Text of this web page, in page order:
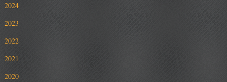
2024
2023
2022
2021
2020